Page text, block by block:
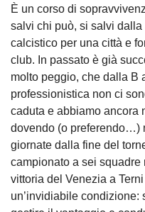
È un corso di
salvi chi può, si salvi
calcistico per una città e
club. In passato è già
molto peggio, che dalla B
professionistica non ci
caduta e abbiamo ancora
dovendo (o preferendo…)
giornate dalla fine del
campionato a sei
vittoria del Venezia a
un’invidiabile condizione: